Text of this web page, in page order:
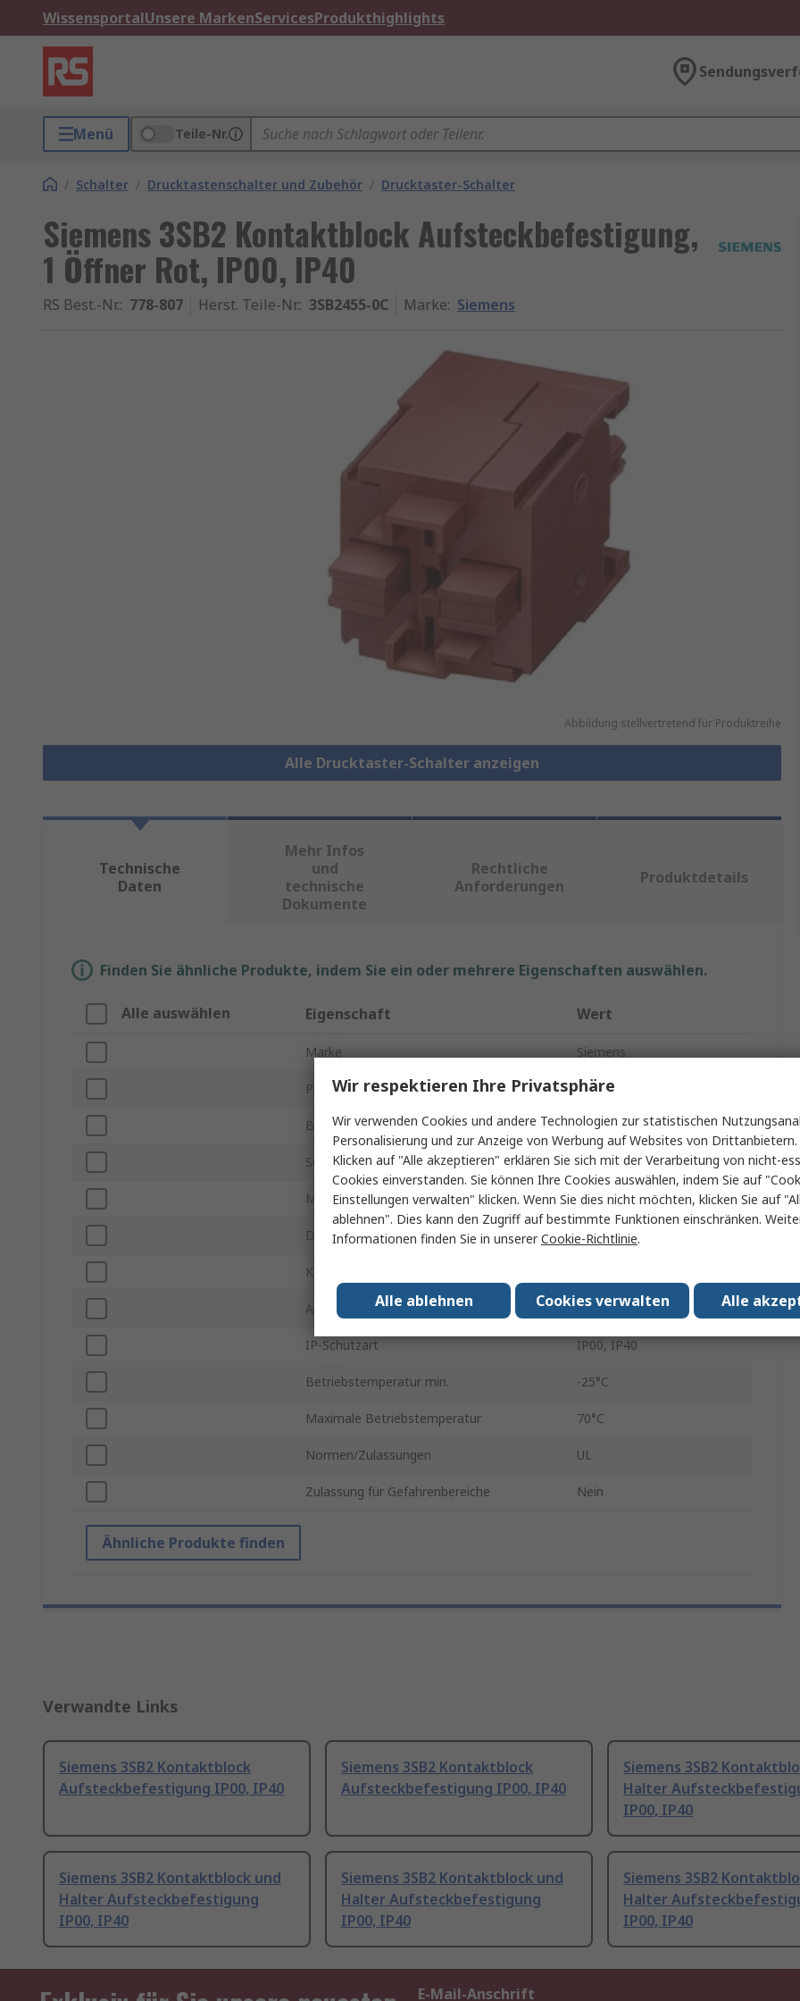
WissensportalUnsere MarkenServicesProdukthighlights
Menü Teile-Nr.
/ Schalter / Drucktastenschalter und Zubehör / Drucktaster-Schalter
Siemens 3SB2 Kontaktblock Aufsteckbefestigung,
1 Öffner Rot, IP00, IP40
RS Best.-Nr.: 778-807 Herst. Teile-Nr.: 3SB2455-0C Marke: Siemens
Abbildung stellvertretend für Produktreihe
Alle Drucktaster-Schalter anzeigen
Technische
Daten
Mehr Infos
und
technische
Dokumente
Rechtliche
Anforderungen
Produktdetails
Finden Sie ähnliche Produkte, indem Sie ein oder mehrere Eigenschaften auswählen.
Alle auswählen Eigenschaft Wert
Marke Siemens
Produkt Typ Kontaktblock
Beleuchtet Nein
Serie 3SB2
Montageart Aufsteckbefestigung
Drucktastenfarbe Rot
Kontakt Konfiguration
Anschlusstyp Lot
IP-Schutzart IP00, IP40
Betriebstemperatur min. -25°C
Maximale Betriebstemperatur 70°C
Normen/Zulassungen UL
Zulassung für Gefahrenbereiche Nein
Ähnliche Produkte finden
Verwandte Links
Siemens 3SB2 Kontaktblock
Aufsteckbefestigung IP00, IP40
Siemens 3SB2 Kontaktblock
Aufsteckbefestigung IP00, IP40
Siemens 3SB2
Halter
IP00, IP40
Siemens 3SB2 Kontaktblock und
Halter Aufsteckbefestigung
IP00, IP40
Siemens 3SB2 Kontaktblock und
Halter Aufsteckbefestigung
IP00, IP40
Siemens 3SB2
Halter
IP00, IP40
E-Mail-Anschrift
Wir respektieren Ihre Privatsphäre
Wir verwenden Cookies und andere Technologien zur statistischen
Personalisierung und zur Anzeige von Werbung auf Websites von
Klicken auf "Alle akzeptieren" erklären Sie sich mit der Verarbeitung von nicht-
Cookies einverstanden. Sie können Ihre Cookies auswählen, indem Sie auf
Einstellungen verwalten" klicken. Wenn Sie dies nicht möchten, klicken Sie auf
ablehnen". Dies kann den Zugriff auf bestimmte Funktionen einschränken.
Informationen finden Sie in unsererCookie-Richtlinie.
Alle
Cookies verwalten
Alle ablehnen